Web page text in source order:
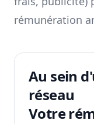
rémunération
Au sein
réseau
Votre